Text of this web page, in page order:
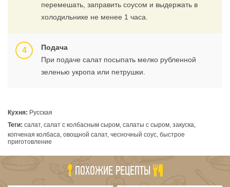
перемешать, заправить соусом и выдержать в
холодильнике не менее 1 часа.
Подача
При подаче салат посыпать мелко рубленной
зеленью укропа или петрушки.
Кухня: Русская
Теги: салат, салат с колбасным сыром, салаты с сыром, закуска,
копченая колбаса, овощной салат, чесночный соус, быстрое
приготовление
ПОХОЖИЕ РЕЦЕПТЫ